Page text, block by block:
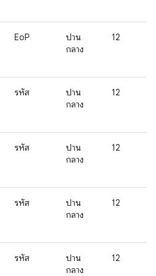
EoP
ปาน
กลาง
12
รหัส
ปาน
กลาง
12
รหัส
ปาน
กลาง
12
รหัส
ปาน
กลาง
12
รหัส
ปาน
กลาง
12